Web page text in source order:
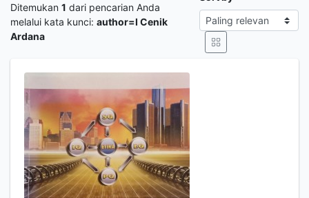
Ditemukan 1 dari pencarian Anda
melalui kata kunci: author=I Cenik
Ardana